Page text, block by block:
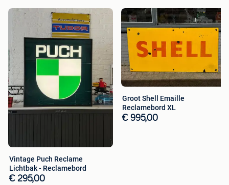
Vintage Puch Reclame
Lichtbak - Reclamebord
€ 295,00
Groot Shell Emaille
Reclamebord XL
€ 995,00